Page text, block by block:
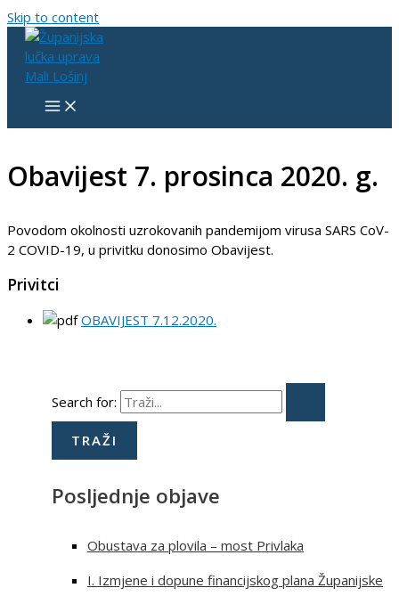
Skip to content
Obavijest 7. prosinca 2020. g.
Povodom okolnosti uzrokovanih pandemijom virusa SARS CoV-
2 COVID-19, u privitku donosimo Obavijest.
Privitci
OBAVIJEST 7.12.2020.
Search for:
Posljednje objave
Obustava za plovila – most Privlaka
I. Izmjene i dopune financijskog plana Županijske